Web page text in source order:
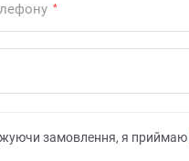
*
замовлення, я приймаю